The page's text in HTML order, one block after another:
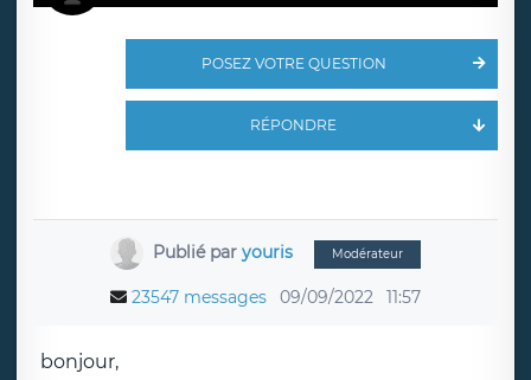
POSEZ VOTRE QUESTION
RÉPONDRE
Publié par youris Modérateur
23547 messages 09/09/2022 11:57
bonjour,